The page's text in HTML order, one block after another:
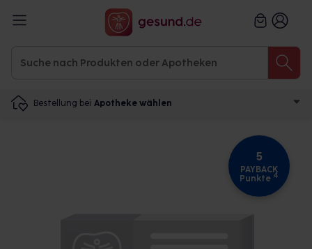
Bestellung bei Apotheke wählen
5
PAYBACK
Punkte 4